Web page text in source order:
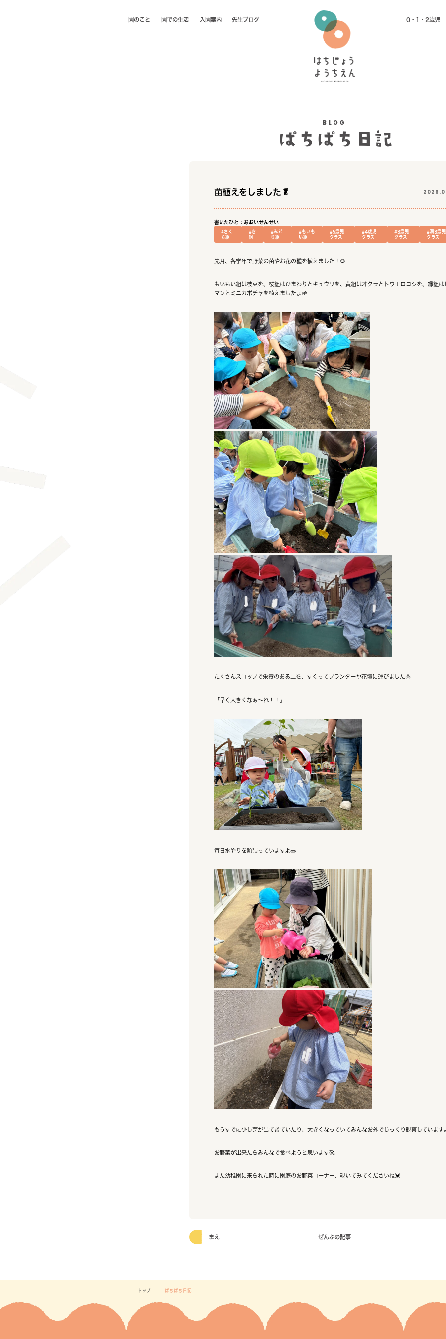
園のこと 園での⽣活 ⼊園案内 先⽣ブログ 0・1・2歳児
BLOG
ぱちぱち日記
苗植えをしました🥬
書いたひと：あおいせんせい
#さく
ら組
#き
組
#みど
り組
#もいも
い組
#5歳児
クラス
#4歳児
クラス
#3歳児
クラス
#満3歳児
クラス
先月、各学年で野菜の苗やお花の種を植えました！🌻
もいもい組は枝豆を、桜組はひまわりとキュウリを、黄組はオクラとトウモロコシを、緑組は
マンとミニカボチャを植えましたよ🌱
たくさんスコップで栄養のある土を、すくってプランターや花壇に運びました🌞
「早く大きくなぁ～れ！！」
毎日水やりを頑張っていますよ🥒
もうすでに少し芽が出てきていたり、大きくなっていてみんなお外でじっくり観察しています
お野菜が出来たらみんなで食べようと思います🥰
また幼稚園に来られた時に園庭のお野菜コーナー、覗いてみてくださいね💓
まえ ぜんぶの記事
トップ ぱちぱち日記